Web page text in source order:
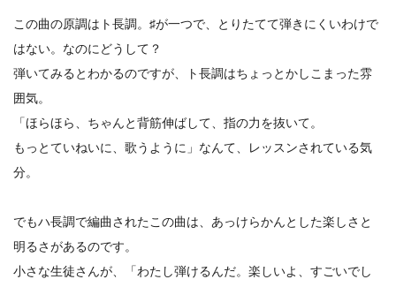
この曲の原調はト長調。♯が一つで、とりたてて弾きにくいわけで
はない。なのにどうして？
弾いてみるとわかるのですが、ト長調はちょっとかしこまった雰
囲気。
「ほらほら、ちゃんと背筋伸ばして、指の力を抜いて。
もっとていねいに、歌うように」なんて、レッスンされている気
分。
でもハ長調で編曲されたこの曲は、あっけらかんとした楽しさと
明るさがあるのです。
小さな生徒さんが、「わたし弾けるんだ。楽しいよ、すごいでし